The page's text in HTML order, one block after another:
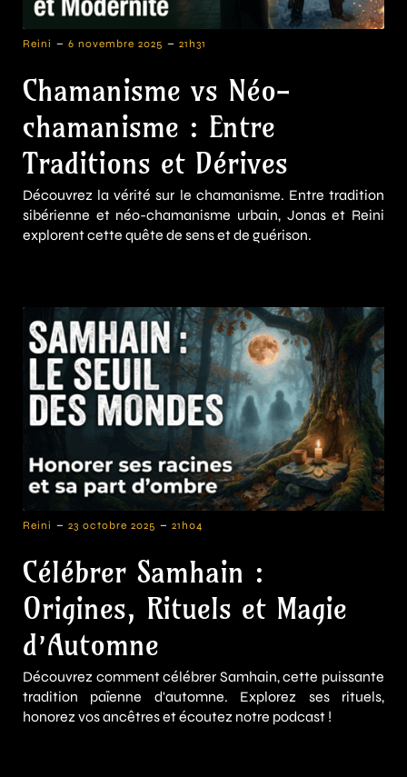
Reini - 6 novembre 2025 - 21h31
Chamanisme vs Néo-
chamanisme : Entre
Traditions et Dérives
Découvrez la vérité sur le chamanisme. Entre tradition
sibérienne et néo-chamanisme urbain, Jonas et Reini
explorent cette quête de sens et de guérison.
Reini - 23 octobre 2025 - 21h04
Célébrer Samhain :
Origines, Rituels et Magie
d’Automne
Découvrez comment célébrer Samhain, cette puissante
tradition païenne d'automne. Explorez ses rituels,
honorez vos ancêtres et écoutez notre podcast !